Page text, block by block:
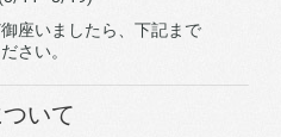
座いましたら、下記まで
さい。
いて